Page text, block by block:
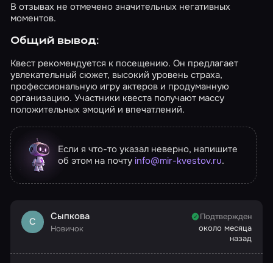
В отзывах не отмечено значительных негативных
моментов.
Общий вывод:
Квест рекомендуется к посещению. Он предлагает
увлекательный сюжет, высокий уровень страха,
профессиональную игру актеров и продуманную
организацию. Участники квеста получают массу
положительных эмоций и впечатлений.
Если я что-то указал неверно, напишите
об этом на почту info@mir-kvestov.ru.
С Сыпкова
Новичок
Подтвержден
около месяца
назад